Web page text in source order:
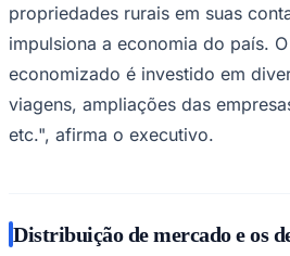
São Paulo
propriedades rurais em suas
impulsiona a economia do país.
economizado é investido em
viagens, ampliações das
etc.", afirma o executivo.
Distribuição de mercado e os